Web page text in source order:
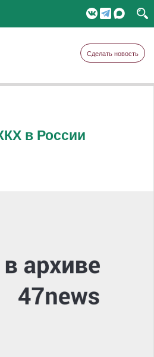
Сделать новость
в России